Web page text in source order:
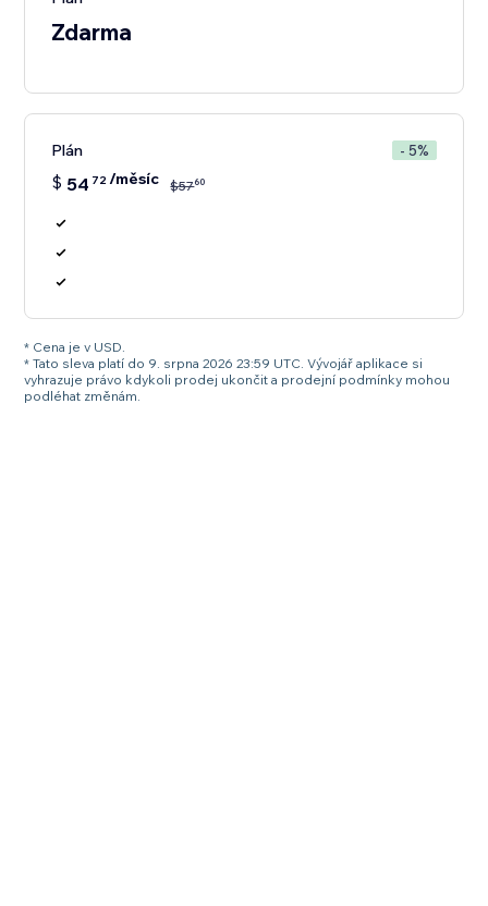
Zdarma
Plán - 5%
$ 54 72/měsíc $5760
* Cena je v USD.
* Tato sleva platí do 9. srpna 2026 23:59 UTC. Vývojář aplikace si
vyhrazuje právo kdykoli prodej ukončit a prodejní podmínky mohou
podléhat změnám.